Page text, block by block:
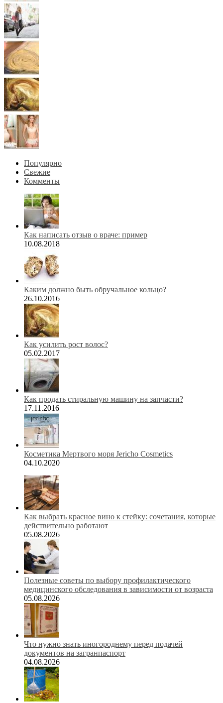
Популярно
Свежие
Комменты
Как написать отзыв о враче: пример
10.08.2018
Каким должно быть обручальное кольцо?
26.10.2016
Как усилить рост волос?
05.02.2017
Как продать стиральную машину на запчасти?
17.11.2016
Косметика Мертвого моря Jericho Cosmetics
04.10.2020
Как выбрать красное вино к стейку: сочетания, которые
действительно работают
05.08.2026
Полезные советы по выбору профилактического
медицинского обследования в зависимости от возраста
05.08.2026
Что нужно знать иногороднему перед подачей
документов на загранпаспорт
04.08.2026